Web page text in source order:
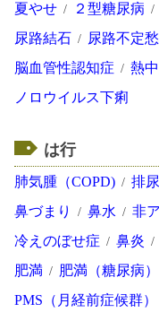
夏やせ
２型糖尿病
尿路結石
尿路不定
脳血管性認知症
熱
ノロウイルス下痢
は行
肺気腫（COPD) 排
鼻づまり
鼻水 非
冷えのぼせ症
鼻炎
肥満
肥満（糖尿病）
PMS（月経前症候群）